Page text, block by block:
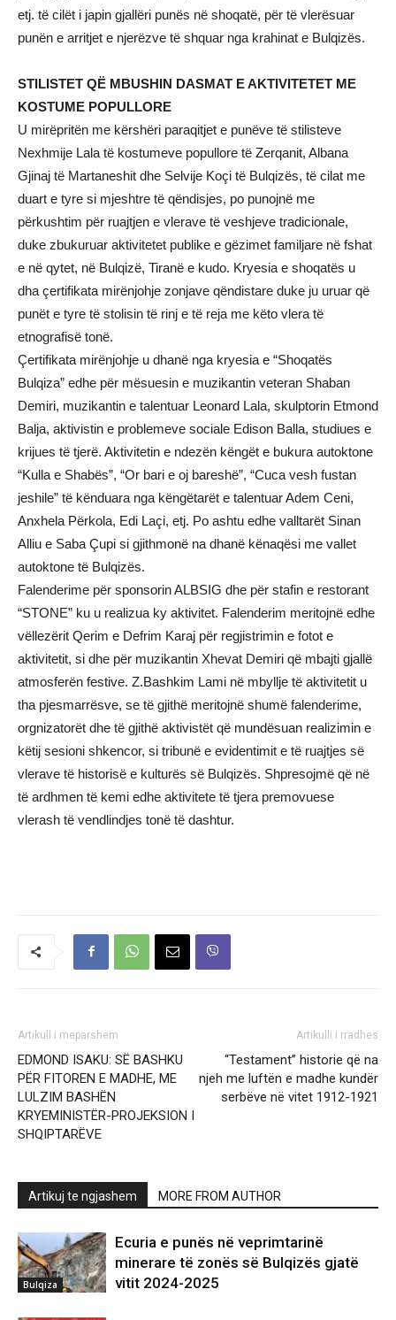
etj. të cilët i japin gjallëri punës në shoqatë, për të vlerësuar
punën e arritjet e njerëzve të shquar nga krahinat e Bulqizës.
STILISTET QË MBUSHIN DASMAT E AKTIVITETET ME
KOSTUME POPULLORE
U mirëpritën me kërshëri paraqitjet e punëve të stilisteve
Nexhmije Lala të kostumeve popullore të Zerqanit, Albana
Gjinaj të Martaneshit dhe Selvije Koçi të Bulqizës, të cilat me
duart e tyre si mjeshtre të qëndisjes, po punojnë me
përkushtim për ruajtjen e vlerave të veshjeve tradicionale,
duke zbukuruar aktivitetet publike e gëzimet familjare në fshat
e në qytet, në Bulqizë, Tiranë e kudo. Kryesia e shoqatës u
dha çertifikata mirënjohje zonjave qëndistare duke ju uruar që
punët e tyre të stolisin të rinj e të reja me këto vlera të
etnografisë tonë.
Çertifikata mirënjohje u dhanë nga kryesia e “Shoqatës
Bulqiza” edhe për mësuesin e muzikantin veteran Shaban
Demiri, muzikantin e talentuar Leonard Lala, skulptorin Etmond
Balja, aktivistin e problemeve sociale Edison Balla, studiues e
krijues të tjerë. Aktivitetin e ndezën këngët e bukura autoktone
“Kulla e Shabës”, “Or bari e oj bareshë”, “Cuca vesh fustan
jeshile” të kënduara nga këngëtarët e talentuar Adem Ceni,
Anxhela Përkola, Edi Laçi, etj. Po ashtu edhe valltarët Sinan
Alliu e Saba Çupi si gjithmonë na dhanë kënaqësi me vallet
autoktone të Bulqizës.
Falenderime për sponsorin ALBSIG dhe për stafin e restorant
“STONE” ku u realizua ky aktivitet. Falenderim meritojnë edhe
vëllezërit Qerim e Defrim Karaj për regjistrimin e fotot e
aktivitetit, si dhe për muzikantin Xhevat Demiri që mbajti gjallë
atmosferën festive. Z.Bashkim Lami në mbyllje të aktivitetit u
tha pjesmarrësve, se të gjithë meritojnë shumë falenderime,
orgnizatorët dhe të gjithë aktivistët që mundësuan realizimin e
këtij sesioni shkencor, si tribunë e evidentimit e të ruajtjes së
vlerave të historisë e kulturës së Bulqizës. Shpresojmë që në
të ardhmen të kemi edhe aktivitete të tjera premovuese
vlerash të vendlindjes tonë të dashtur.
Artikull i meparshem
EDMOND ISAKU: SË BASHKU
PËR FITOREN E MADHE, ME
LULZIM BASHËN
KRYEMINISTËR-PROJEKSION I
SHQIPTARËVE
Artikulli i rradhes
“Testament” historie që na
njeh me luftën e madhe kundër
serbëve në vitet 1912-1921
Artikuj te ngjashem MORE FROM AUTHOR
Bulqiza
Ecuria e punës në veprimtarinë
minerare të zonës së Bulqizës gjatë
vitit 2024-2025